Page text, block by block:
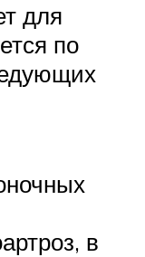
для
по
в